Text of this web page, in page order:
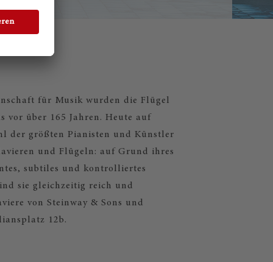
für Musik wurden die Flügel
vor über 165 Jahren. Heute auf
der größten Pianisten und Künstler
und Flügeln: auf Grund ihres
subtiles und kontrolliertes
sie gleichzeitig reich und
von Steinway & Sons und
12b.